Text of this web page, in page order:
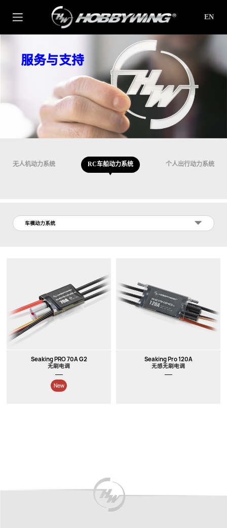
EN
服务与支持
无人机动力系统 RC车船动力系统 个人出行动力系统
车模动力系统
Seaking PRO 70A G2
无刷电调
Seaking Pro 120A
无感无刷电调